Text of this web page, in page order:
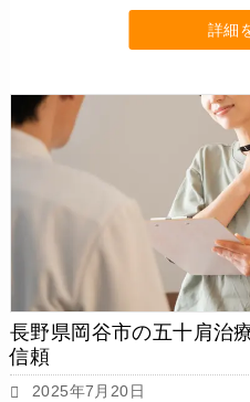
詳細
長野県岡谷市の五十肩治
信頼
2025年7月20日